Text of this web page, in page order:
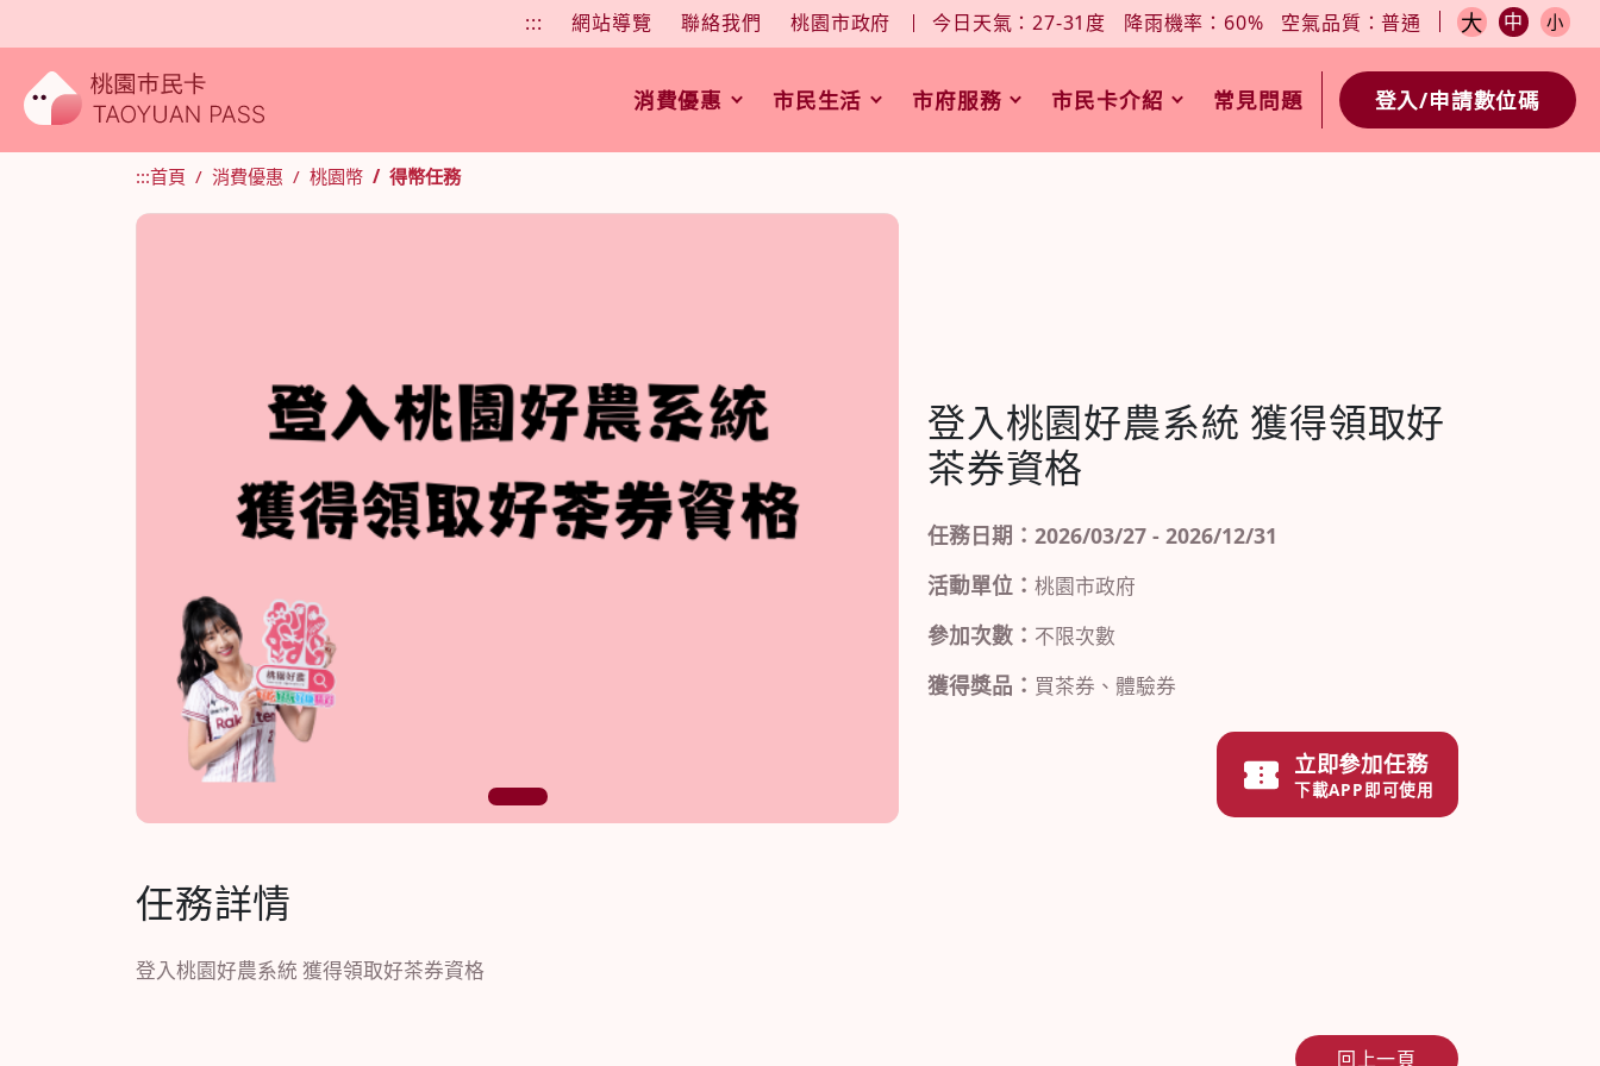
::: 網站導覽 聯絡我們 桃園市政府 今日天氣：27-31度 降雨機率：60% 空氣品質：普通 大 中 小
字型大小： 今日天氣：27-31度 降雨機率：60% 空氣品質：普通
消費優惠 市民生活 市府服務 市民卡介紹 常見問題 登入/申請數位碼
:::首頁 消費優惠 桃園幣 得幣任務
1
登入桃園好農系統 獲得領取好
茶券資格
任務日期：2026/03/27 - 2026/12/31
活動單位： 桃園市政府
參加次數： 不限次數
獲得獎品： 買茶券、體驗券
立即參加任務
下載APP即可使用
任務詳情
登入桃園好農系統 獲得領取好茶券資格
回上一頁